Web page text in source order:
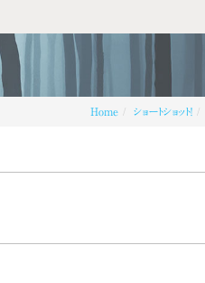
Home ショートショット！